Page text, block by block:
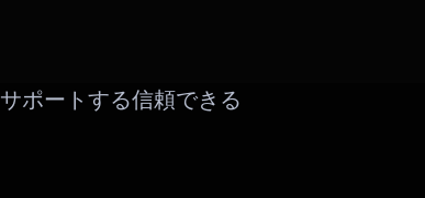
ポートする信頼できる